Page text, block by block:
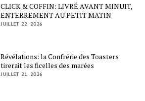
CLICK & COFFIN: LIVRÉ AVANT MINUIT,
ENTERREMENT AU PETIT MATIN
JUILLET 22, 2026
Révélations: la Confrérie des Toasters
tirerait les ficelles des marées
JUILLET 21, 2026